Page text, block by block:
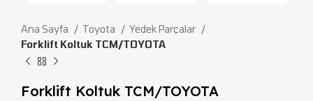
Ana Sayfa Toyota
Yedek Parçalar
Forklift Koltuk TCM/TOYOTA
Forklift Koltuk TCM/TOYOTA